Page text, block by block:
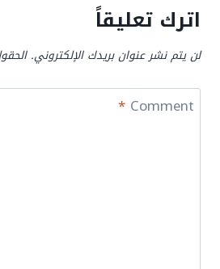
اترك تعليقاً
لن يتم نشر عنوان بريدك الإلكتروني.
Comment
*